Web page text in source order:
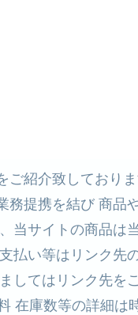
紹介致しており
務提携を結び 商品
当サイトの商品は
払い等はリンク先
してはリンク先を
在庫数等の詳細は